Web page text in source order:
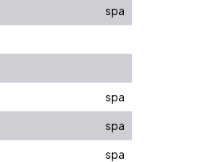
spa
spa
spa
spa